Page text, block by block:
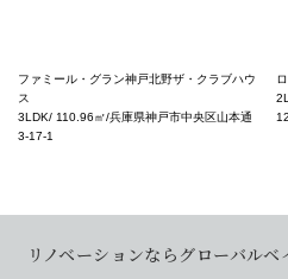
ファミール・グラン神戸北野ザ・クラブハウ
ス
3LDK/ 110.96㎡/兵庫県神戸市中央区山本通
3-17-1
12
リノベーションならグローバルベ